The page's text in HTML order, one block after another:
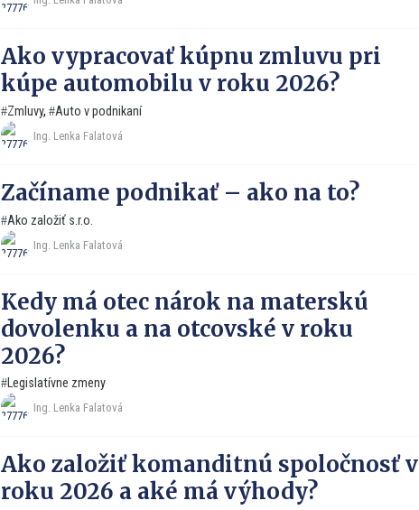
Ako vypracovať kúpnu zmluvu pri
kúpe automobilu v roku 2026?
Zmluvy, Auto v podnikaní
Ing. Lenka Falatová
Začíname podnikať – ako na to?
Ako založiť s.r.o.
Ing. Lenka Falatová
Kedy má otec nárok na materskú
dovolenku a na otcovské v roku
2026?
Legislatívne zmeny
Ing. Lenka Falatová
Ako založiť komanditnú spoločnosť v
roku 2026 a aké má výhody?